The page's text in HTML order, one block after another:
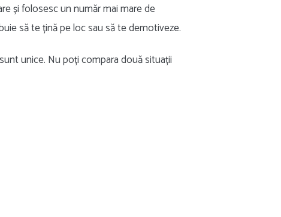
și folosesc un număr mai mare de
să te țină pe loc sau să te demotiveze.
unice. Nu poți compara două situații